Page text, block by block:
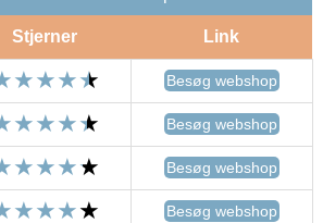
Stjerner Link
Besøg webshop
Besøg webshop
Besøg webshop
Besøg webshop